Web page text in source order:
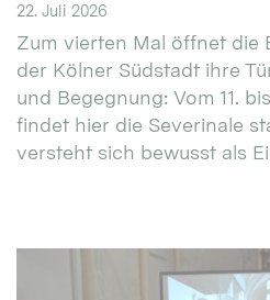
22. Juli 2026
Zum vierten Mal öffnet die
der Kölner Südstadt ihre
und Begegnung: Vom 11.
findet hier die Severinale
versteht sich bewusst als